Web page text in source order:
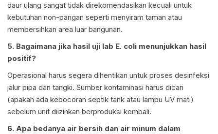
daur ulang sangat tidak direkomendasikan kecuali untuk
kebutuhan non-pangan seperti menyiram taman atau
membersihkan area luar bangunan.
5. Bagaimana jika hasil uji lab E. coli menunjukkan hasil
positif?
Operasional harus segera dihentikan untuk proses desinfeksi
jalur pipa dan tangki. Sumber kontaminasi harus dicari
(apakah ada kebocoran septik tank atau lampu UV mati)
sebelum unit diizinkan berproduksi kembali.
6. Apa bedanya air bersih dan air minum dalam